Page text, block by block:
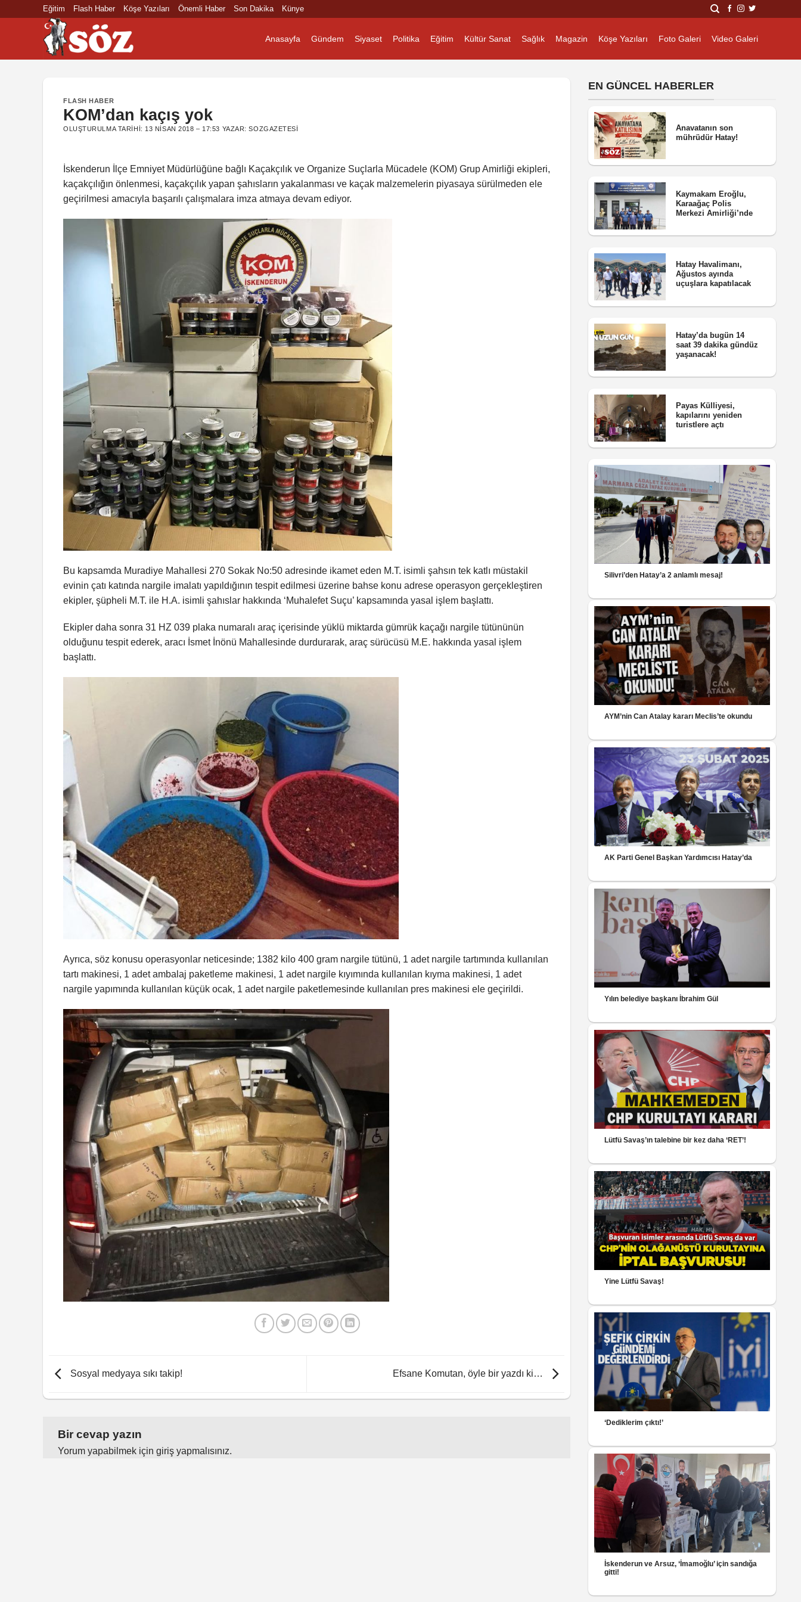
Eğitim Flash Haber Köşe Yazıları Önemli Haber Son Dakika Künye
Anasayfa Gündem Siyaset Politika Eğitim Kültür Sanat Sağlık Magazin Köşe Yazıları Foto Galeri Video Galeri
FLASH HABER
KOM’dan kaçış yok
OLUŞTURULMA TARIHI: 13 NISAN 2018 – 17:53 YAZAR:SOZGAZETESI
İskenderun İlçe Emniyet Müdürlüğüne bağlı Kaçakçılık ve Organize Suçlarla Mücadele (KOM) Grup Amirliği ekipleri,
kaçakçılığın önlenmesi, kaçakçılık yapan şahısların yakalanması ve kaçak malzemelerin piyasaya sürülmeden ele
geçirilmesi amacıyla başarılı çalışmalara imza atmaya devam ediyor.
Bu kapsamda Muradiye Mahallesi 270 Sokak No:50 adresinde ikamet eden M.T. isimli şahsın tek katlı müstakil
evinin çatı katında nargile imalatı yapıldığının tespit edilmesi üzerine bahse konu adrese operasyon gerçekleştiren
ekipler, şüpheli M.T. ile H.A. isimli şahıslar hakkında ‘Muhalefet Suçu’ kapsamında yasal işlem başlattı.
Ekipler daha sonra 31 HZ 039 plaka numaralı araç içerisinde yüklü miktarda gümrük kaçağı nargile tütününün
olduğunu tespit ederek, aracı İsmet İnönü Mahallesinde durdurarak, araç sürücüsü M.E. hakkında yasal işlem
başlattı.
Ayrıca, söz konusu operasyonlar neticesinde; 1382 kilo 400 gram nargile tütünü, 1 adet nargile tartımında kullanılan
tartı makinesi, 1 adet ambalaj paketleme makinesi, 1 adet nargile kıyımında kullanılan kıyma makinesi, 1 adet
nargile yapımında kullanılan küçük ocak, 1 adet nargile paketlemesinde kullanılan pres makinesi ele geçirildi.
Sosyal medyaya sıkı takip! Efsane Komutan, öyle bir yazdı ki…
Bir cevap yazın
Yorum yapabilmek için giriş yapmalısınız.
EN GÜNCEL HABERLER
Anavatanın son
mührüdür Hatay!
Kaymakam Eroğlu,
Karaağaç Polis
Merkezi Amirliği’nde
Hatay Havalimanı,
Ağustos ayında
uçuşlara kapatılacak
Hatay’da bugün 14
saat 39 dakika gündüz
yaşanacak!
Payas Külliyesi,
kapılarını yeniden
turistlere açtı
Silivri’den Hatay’a 2 anlamlı mesaj!
AYM’nin Can Atalay kararı Meclis’te okundu
AK Parti Genel Başkan Yardımcısı Hatay’da
Yılın belediye başkanı İbrahim Gül
Lütfü Savaş’ın talebine bir kez daha ‘RET’!
Yine Lütfü Savaş!
‘Dediklerim çıktı!’
İskenderun ve Arsuz, ‘İmamoğlu’ için sandığa
gitti!